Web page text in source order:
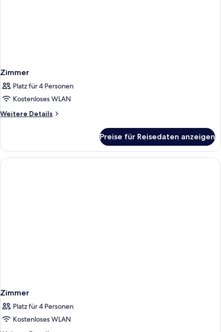
Zimmer
Platz für 4 Personen
Kostenloses WLAN
Weitere Details
Weitere
Preise für Reisedaten anzeigen
Zimmer
Platz für 4 Personen
Kostenloses WLAN